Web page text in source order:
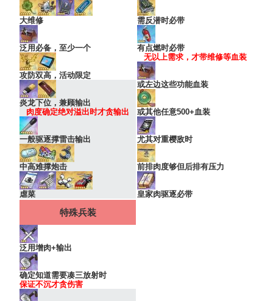
大维修
泛用必备，至少一个
攻防双高，活动限定
炎龙下位，兼顾输出
肉度确定绝对溢出时才贪输出
一般驱逐撑雷击输出
中高难撑炮击
虐菜
需反潜时必带
有点燃时必带
无以上需求，才带维修等血装
或左边这些功能血装
或其他任意500+血装
尤其对重樱敌时
前排肉度够但后排有压力
皇家肉驱逐必带
特殊兵装
泛用增肉+输出
确定知道需要凑三放射时
保证不沉才贪伤害